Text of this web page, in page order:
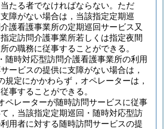
たる者でなければならない。 ただ
障がない場合は，当該指定定期巡
護看護事業所の定期巡回サービス又
定訪問介護事業所若しくは指定夜間
の職務に従事することができる。
随時対応型訪問介護看護事業所の利用
ービスの提供に支障がない場合は，
規定にかかわらず，オペレーターは，
事することができる。
ペレーターが随時訪問サービスに従事
，当該指定定期巡回・随時対応型訪
用者に対する随時訪問サービスの提